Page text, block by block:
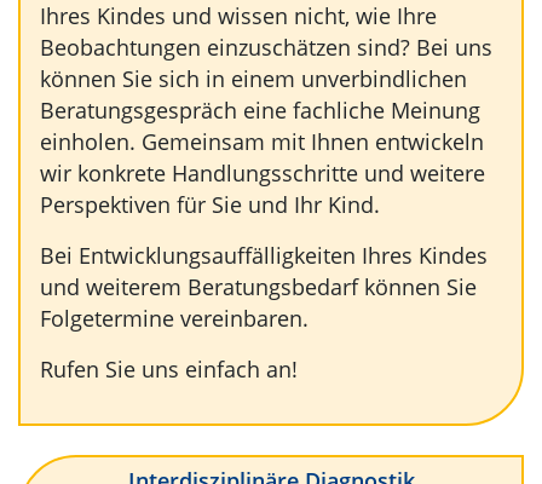
Ihres Kindes und wissen nicht, wie Ihre
Beobachtungen einzuschätzen sind? Bei uns
können Sie sich in einem unverbindlichen
Beratungsgespräch eine fachliche Meinung
einholen. Gemeinsam mit Ihnen entwickeln
wir konkrete Handlungsschritte und weitere
Perspektiven für Sie und Ihr Kind.
Bei Entwicklungsauffälligkeiten Ihres Kindes
und weiterem Beratungsbedarf können Sie
Folgetermine vereinbaren.
Rufen Sie uns einfach an!